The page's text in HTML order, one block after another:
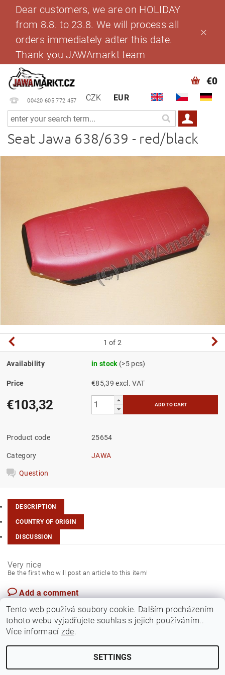
Dear customers, we are on HOLIDAY
from 8.8. to 23.8. We will process all
orders immediately adter this date.
Thank you JAWAmarkt team
00420 605 772 457 CZK EUR
€0
Seat Jawa 638/639 - red/black
1 of 2
Availability in stock (>5 pcs)
Price €85,39 excl. VAT
€103,32
Product code 25654
Category JAWA
Question
DESCRIPTION
COUNTRY OF ORIGIN
DISCUSSION
Very nice
Be the first who will post an article to this item!
Add a comment
2026 ©Jawamarkt, all rights reserved.Edit cookie settings
Tento web používá soubory cookie. Dalším procházením
tohoto webu vyjadřujete souhlas s jejich používáním..
Více informací zde.
SETTINGS